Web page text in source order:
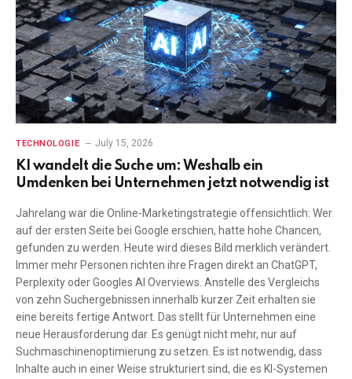
TECHNOLOGIE July 15, 2026
KI wandelt die Suche um: Weshalb ein
Umdenken bei Unternehmen jetzt notwendig ist
Jahrelang war die Online-Marketingstrategie offensichtlich: Wer
auf der ersten Seite bei Google erschien, hatte hohe Chancen,
gefunden zu werden. Heute wird dieses Bild merklich verändert.
Immer mehr Personen richten ihre Fragen direkt an ChatGPT,
Perplexity oder Googles AI Overviews. Anstelle des Vergleichs
von zehn Suchergebnissen innerhalb kurzer Zeit erhalten sie
eine bereits fertige Antwort. Das stellt für Unternehmen eine
neue Herausforderung dar. Es genügt nicht mehr, nur auf
Suchmaschinenoptimierung zu setzen. Es ist notwendig, dass
Inhalte auch in einer Weise strukturiert sind, die es KI-Systemen